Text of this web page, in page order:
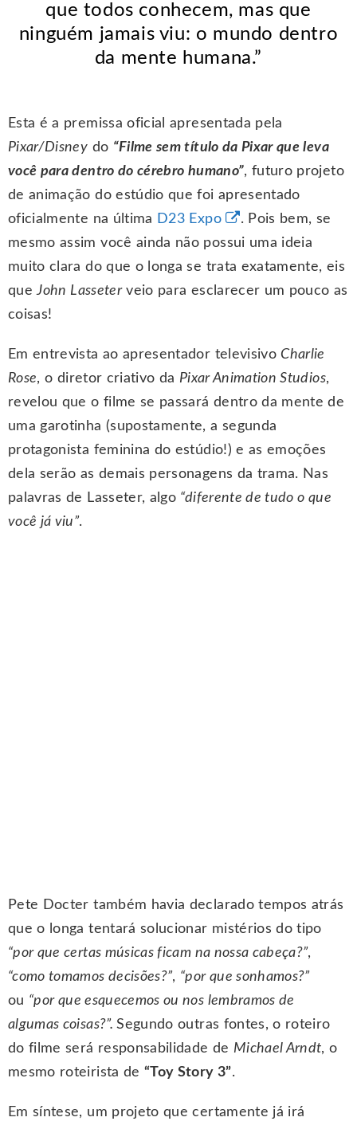
que todos conhecem, mas que
ninguém jamais viu: o mundo dentro
da mente humana.”
Esta é a premissa oficial apresentada pela
Pixar/Disney do “Filme sem título da Pixar que leva
você para dentro do cérebro humano”, futuro projeto
de animação do estúdio que foi apresentado
oficialmente na última D23 Expo
. Pois bem, se
mesmo assim você ainda não possui uma ideia
muito clara do que o longa se trata exatamente, eis
queJohn Lasseterveio para esclarecer um pouco as
coisas!
Em entrevista ao apresentador televisivo Charlie
Rose, o diretor criativo da Pixar Animation Studios,
revelou que o filme se passará dentro da mente de
uma garotinha (supostamente, a segunda
protagonista feminina do estúdio!) e as emoções
dela serão as demais personagens da trama. Nas
palavras de Lasseter, algo “diferente de tudo o que
você já viu”.
Pete Docter também havia declarado tempos atrás
que o longa tentará solucionar mistérios do tipo
“por que certas músicas ficam na nossa cabeça?”,
“como tomamos decisões?”, “por que sonhamos?”
ou “por que esquecemos ou nos lembramos de
algumas coisas?”.Segundo outras fontes, o roteiro
do filme será responsabilidade de Michael Arndt, o
mesmo roteirista de“Toy Story 3”.
Em síntese, um projeto que certamente já irá